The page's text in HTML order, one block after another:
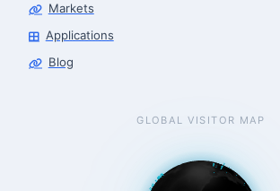
Markets
Applications
Blog
GLOBAL VISITOR MAP